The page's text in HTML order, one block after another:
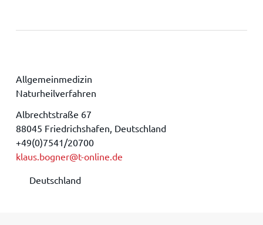
Allgemeinmedizin
Naturheilverfahren
Albrechtstraße 67
88045 Friedrichshafen, Deutschland
+49(0)7541/20700
klaus.bogner@t-online.de
Deutschland